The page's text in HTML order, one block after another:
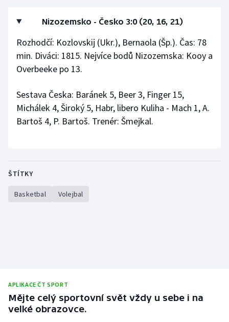
Plavání
Plážový volejbal
Ragby
Rychlobruslení
Rychlostní kanoistika
Stolní tenis
Volejbal
Ostatní
Nizozemsko - Česko 3:0 (20, 16, 21)
Rozhodčí: Kozlovskij (Ukr.), Bernaola (Šp.). Čas: 78
min. Diváci: 1815. Nejvíce bodů Nizozemska: Kooy a
Overbeeke po 13.
Sestava Česka: Baránek 5, Beer 3, Finger 15,
Michálek 4, Široký 5, Habr, libero Kuliha - Mach 1, A.
Bartoš 4, P. Bartoš. Trenér: Šmejkal.
ŠTÍTKY
Basketbal Volejbal
APLIKACE ČT SPORT
Mějte celý sportovní svět vždy u sebe i na
velké obrazovce.